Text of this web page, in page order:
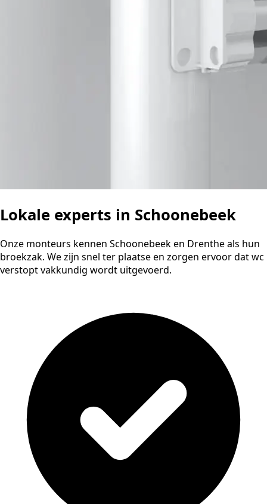
Lokale experts in Schoonebeek
Onze monteurs kennen Schoonebeek en Drenthe als hun
broekzak. We zijn snel ter plaatse en zorgen ervoor dat wc
verstopt vakkundig wordt uitgevoerd.